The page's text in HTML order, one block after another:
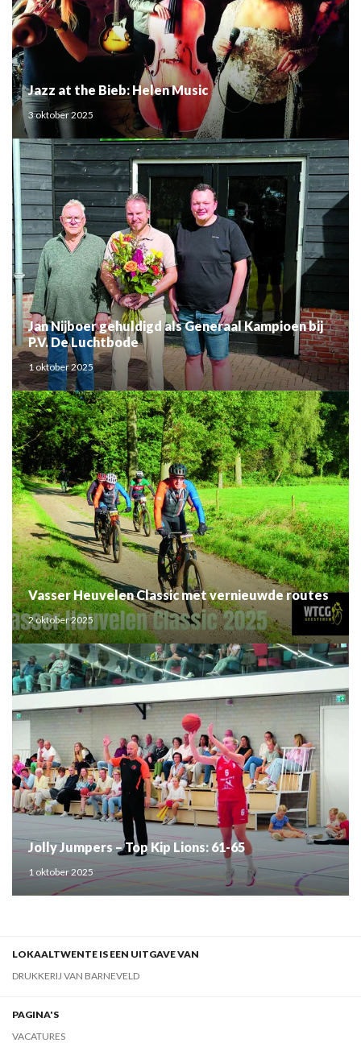
Jazz at the Bieb: Helen Music
3 oktober 2025
Jan Nijboer gehuldigd als Generaal Kampioen bij
P.V. De Luchtbode
1 oktober 2025
Vasser Heuvelen Classic met vernieuwde routes
2 oktober 2025
Jolly Jumpers – Top Kip Lions: 61-65
1 oktober 2025
LOKAALTWENTE IS EEN UITGAVE VAN
DRUKKERIJ VAN BARNEVELD
PAGINA'S
VACATURES